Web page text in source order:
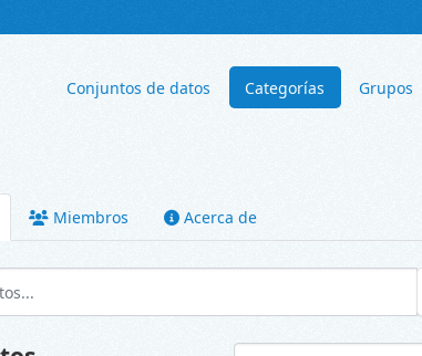
Conjuntos de datos Categorías Grupos
Miembros Acerca de